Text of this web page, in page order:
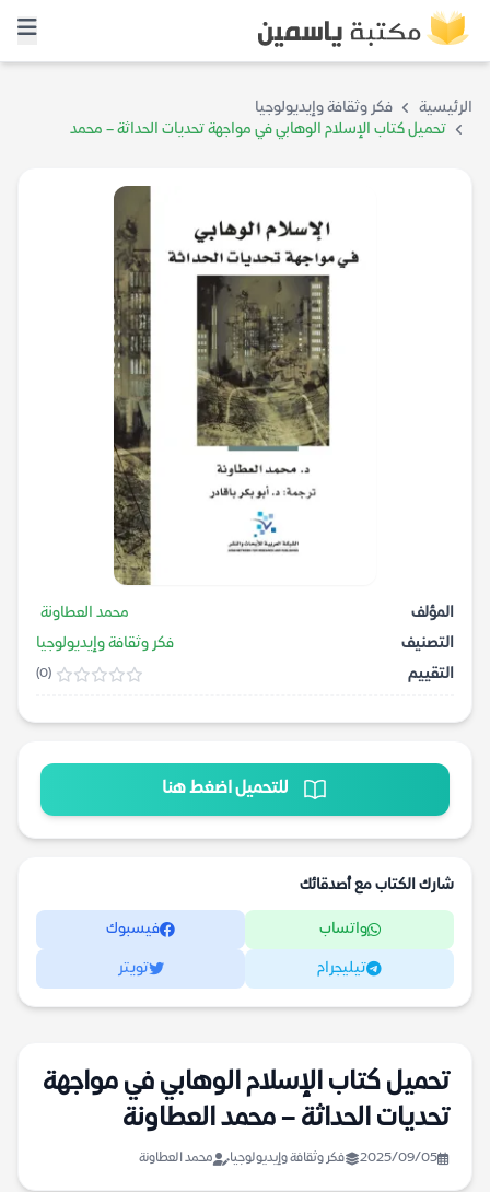
الرئيسية
فكر وثقافة وإيديولوجيا
تحميل كتاب الإسلام الوهابي في مواجهة تحديات الحداثة – محمد
المؤلف
محمد العطاونة
التصنيف
فكر وثقافة وإيديولوجيا
التقييم
(0)
للتحميل اضغط هنا
شارك الكتاب مع أصدقائك
واتساب فيسبوك
تيليجرام تويتر
تحميل كتاب الإسلام الوهابي في مواجهة
تحديات الحداثة – محمد العطاونة
2025/09/05 فكر وثقافة وإيديولوجيا محمد العطاونة